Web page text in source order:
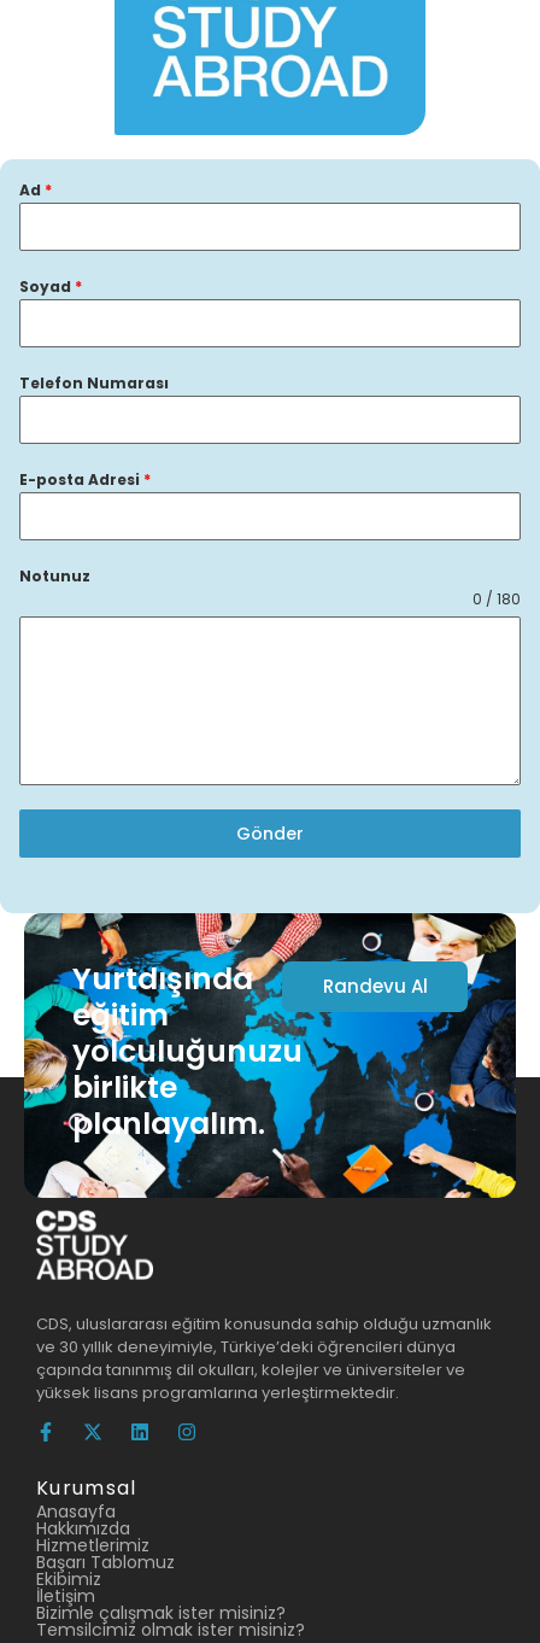
Ad *
Soyad *
Telefon Numarası
E-posta Adresi *
Notunuz
0 / 180
Gönder
Yurtdışında
eğitim
yolculuğunuzu
birlikte
planlayalım.
Randevu Al
CDS, uluslararası eğitim konusunda sahip olduğu uzmanlık
ve 30 yıllık deneyimiyle, Türkiye’deki öğrencileri dünya
çapında tanınmış dil okulları, kolejler ve üniversiteler ve
yüksek lisans programlarına yerleştirmektedir.
Kurumsal
Anasayfa
Hakkımızda
Hizmetlerimiz
Başarı Tablomuz
Ekibimiz
İletişim
Bizimle çalışmak ister misiniz?
Temsilcimiz olmak ister misiniz?